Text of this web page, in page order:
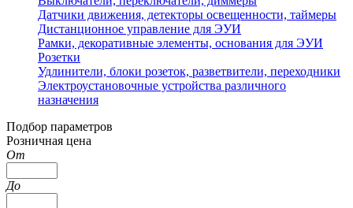
Датчики движения, детекторы освещенности, таймеры
Дистанционное управление для ЭУИ
Рамки, декоративные элементы, основания для ЭУИ
Розетки
Удлинители, блоки розеток, разветвители, переходники
Электроустановочные устройства различного
назначения
Подбор параметров
Розничная цена
От
До